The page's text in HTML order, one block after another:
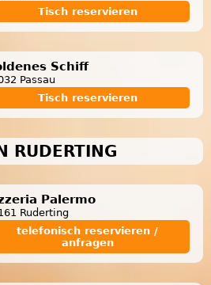
Tisch reservieren
Schiff
Passau
Tisch reservieren
RUDERTING
Palermo
Ruderting
telefonisch reservieren /
anfragen